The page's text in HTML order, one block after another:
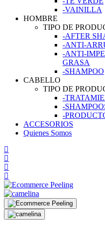
-VAINILLA
HOMBRE
TIPO DE
-AFTER
-ANTI-
-ANTI-
GRASA
-SHAMPOO
CABELLO
TIPO DE
-
-
-
ACCESORIOS
Quienes Somos